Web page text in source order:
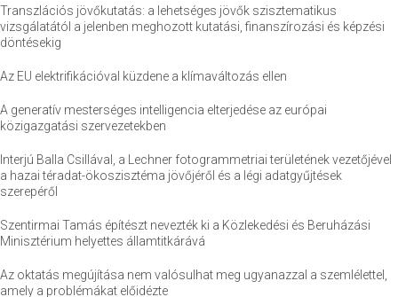
Transzlációs jövőkutatás: a lehetséges jövők szisztematikus
vizsgálatától a jelenben meghozott kutatási, finanszírozási és képzési
döntésekig
Az EU elektrifikációval küzdene a klímaváltozás ellen
A generatív mesterséges intelligencia elterjedése az európai
közigazgatási szervezetekben
Interjú Balla Csillával, a Lechner fotogrammetriai területének vezetőjével
a hazai téradat-ökoszisztéma jövőjéről és a légi adatgyűjtések
szerepéről
Szentirmai Tamás építészt nevezték ki a Közlekedési és Beruházási
Minisztérium helyettes államtitkárává
Az oktatás megújítása nem valósulhat meg ugyanazzal a szemlélettel,
amely a problémákat előidézte